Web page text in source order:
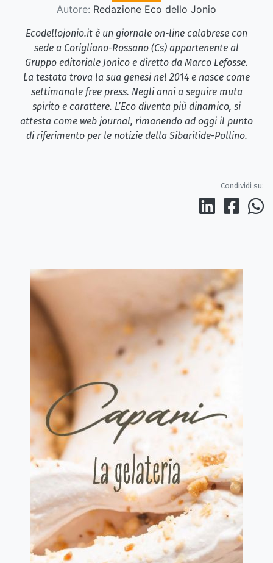
Autore: Redazione Eco dello Jonio
Ecodellojonio.it è un giornale on-line calabrese con
sede a Corigliano-Rossano (Cs) appartenente al
Gruppo editoriale Jonico e diretto da Marco Lefosse.
La testata trova la sua genesi nel 2014 e nasce come
settimanale free press. Negli anni a seguire muta
spirito e carattere. L’Eco diventa più dinamico, si
attesta come web journal, rimanendo ad oggi il punto
di riferimento per le notizie della Sibaritide-Pollino.
Condividi su: